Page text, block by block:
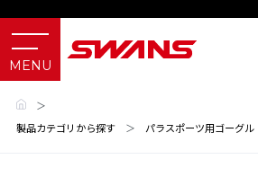
＞
製品カテゴリから探す
＞ パラスポーツ用ゴーグル